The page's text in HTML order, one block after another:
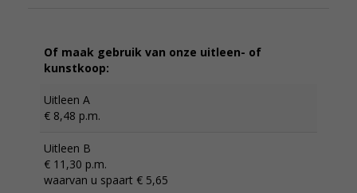
Of maak gebruik van onze uitleen- of
kunstkoop:
Uitleen A
€ 8,48 p.m.
Uitleen B
€ 11,30 p.m.
waarvan u spaart € 5,65